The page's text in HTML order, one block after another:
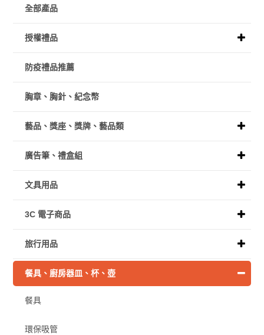
全部產品
授權禮品
防疫禮品推薦
胸章、胸針、紀念幣
藝品、獎座、獎牌、藝品類
廣告筆、禮盒組
文具用品
3C 電子商品
旅行用品
餐具、廚房器皿、杯、壺
餐具
環保吸管